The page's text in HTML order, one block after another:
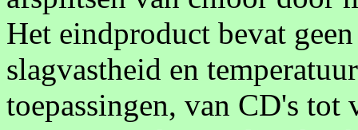
Het eindproduct bevat
slagvastheid en
toepassingen, van CD's tot